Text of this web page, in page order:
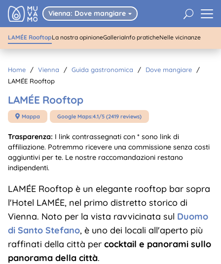
Vienna: Dove mangiare  U
LAMÉE Rooftop
LAMÉE RooftopLa nostra opinioneGalleriaInfo praticheNelle vicinanze
Home / Vienna / Guida gastronomica / Dove mangiare
/
LAMÉE Rooftop
LAMÉE Rooftop
 Mappa Google Maps:4.1/5 (2419 reviews)
Trasparenza: I link contrassegnati con * sono link di
affiliazione. Potremmo ricevere una commissione senza costi
aggiuntivi per te. Le nostre raccomandazioni restano
indipendenti.
LAMÉE Rooftop è un elegante rooftop bar sopra
l'Hotel LAMÉE, nel primo distretto storico di
Vienna. Noto per la vista ravvicinata sul Duomo
di Santo Stefano, è uno dei locali all'aperto più
raffinati della città per cocktail e panorami sullo
panorama della città.